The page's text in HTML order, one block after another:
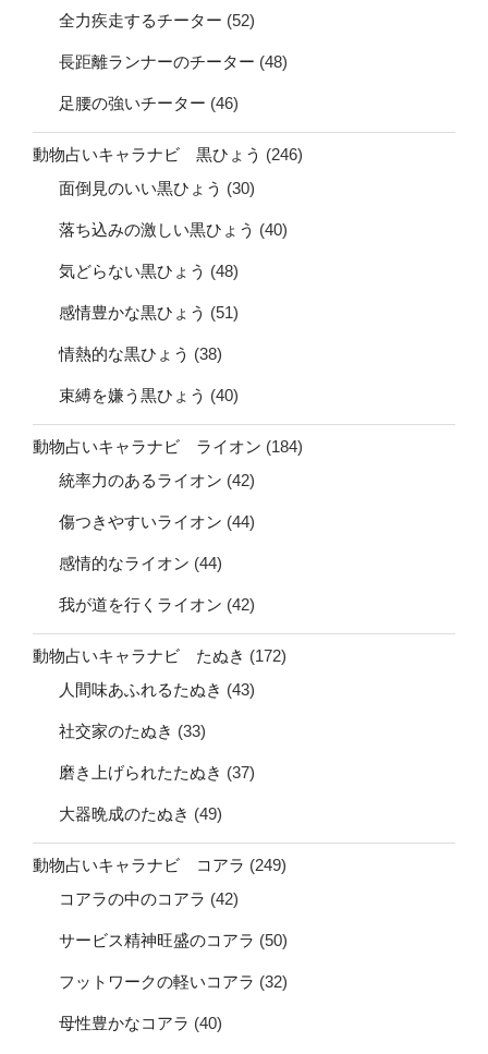
全力疾走するチーター (52)
長距離ランナーのチーター (48)
足腰の強いチーター (46)
動物占いキャラナビ 黒ひょう (246)
面倒見のいい黒ひょう (30)
落ち込みの激しい黒ひょう (40)
気どらない黒ひょう (48)
感情豊かな黒ひょう (51)
情熱的な黒ひょう (38)
束縛を嫌う黒ひょう (40)
動物占いキャラナビ ライオン (184)
統率力のあるライオン (42)
傷つきやすいライオン (44)
感情的なライオン (44)
我が道を行くライオン (42)
動物占いキャラナビ たぬき (172)
人間味あふれるたぬき (43)
社交家のたぬき (33)
磨き上げられたたぬき (37)
大器晩成のたぬき (49)
動物占いキャラナビ コアラ (249)
コアラの中のコアラ (42)
サービス精神旺盛のコアラ (50)
フットワークの軽いコアラ (32)
母性豊かなコアラ (40)